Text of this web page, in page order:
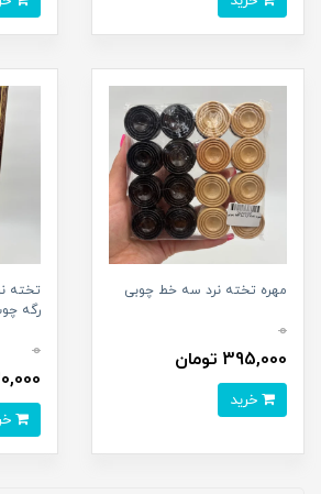
مهره تخته نرد سه خط چوبی
0
395,000 تومان
رگه
0